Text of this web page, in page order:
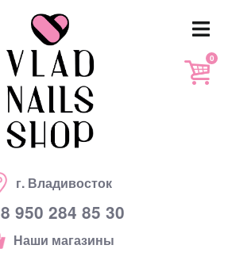
г. Владивосток
8 950 284 85 30
Наши магазины
0